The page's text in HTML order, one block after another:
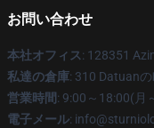
お問い合わせ
本社オフィス: 128351
私達の倉庫: 310 Datuan
営業時間: 9:00～18:00(月
電子メール: